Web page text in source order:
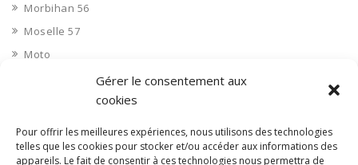
Gérer le consentement aux
cookies
Pour offrir les meilleures expériences, nous utilisons des technologies
telles que les cookies pour stocker et/ou accéder aux informations des
appareils. Le fait de consentir à ces technologies nous permettra de
Morbihan 56
Moselle 57
Moto
Nettoyage industriel